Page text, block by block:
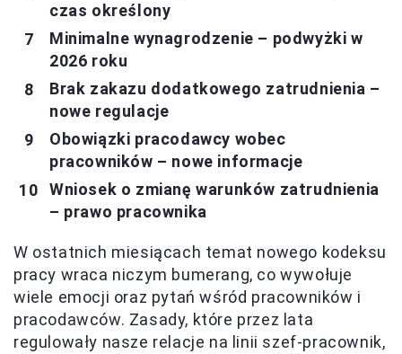
czas określony
Minimalne wynagrodzenie – podwyżki w
2026 roku
Brak zakazu dodatkowego zatrudnienia –
nowe regulacje
Obowiązki pracodawcy wobec
pracowników – nowe informacje
Wniosek o zmianę warunków zatrudnienia
– prawo pracownika
W ostatnich miesiącach temat nowego kodeksu
pracy wraca niczym bumerang, co wywołuje
wiele emocji oraz pytań wśród pracowników i
pracodawców. Zasady, które przez lata
regulowały nasze relacje na linii szef-pracownik,